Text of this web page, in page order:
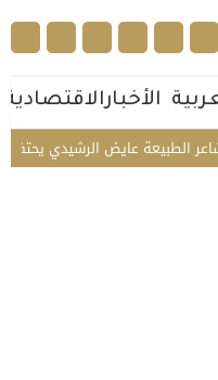
الأخبارالاقتصادية
عايض الرشيدي يحتفل